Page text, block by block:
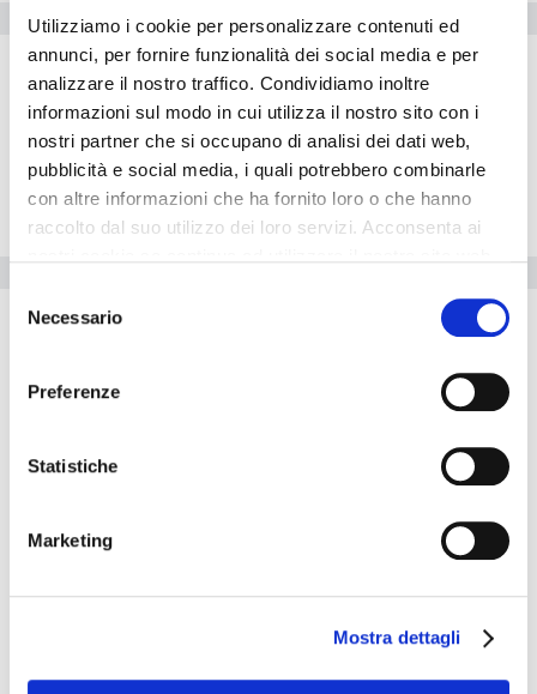
Utilizziamo i cookie per personalizzare contenuti ed
annunci, per fornire funzionalità dei social media e per
analizzare il nostro traffico. Condividiamo inoltre
informazioni sul modo in cui utilizza il nostro sito con i
nostri partner che si occupano di analisi dei dati web,
pubblicità e social media, i quali potrebbero combinarle
con altre informazioni che ha fornito loro o che hanno
raccolto dal suo utilizzo dei loro servizi. Acconsenta ai
delNecessario
Preferenze
Statistiche
Marketing
Mostra dettagli
Información del hotel
Habitaciones
Restaurante
Exterior
Sala
Situación
Internet point
El hotel resulta ideal para aquellos que viajan en coche. Dentro
A1 Hostel está adaptado para minusválidos. La propiedad está
totalmente equipada con una sala de conferencias. El hotel
adecuada para los compradores. El hotel ofrece pistas de tenis.
Los huéspedes podrán utilizar el restaurante del hotel. Este
establecimiento ofrece una conexión rápida a Internet. El hotel es
del bienestar. Hay un servicio de mini-bus hasta el centro de la
ciudad. El hotel es adecuado para los deportes. El hotel es ideal